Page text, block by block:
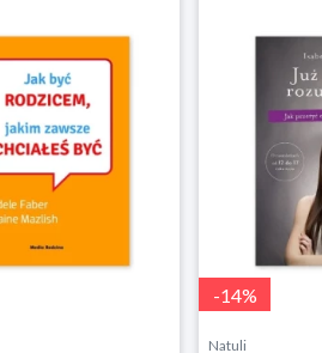
-14%
Natuli